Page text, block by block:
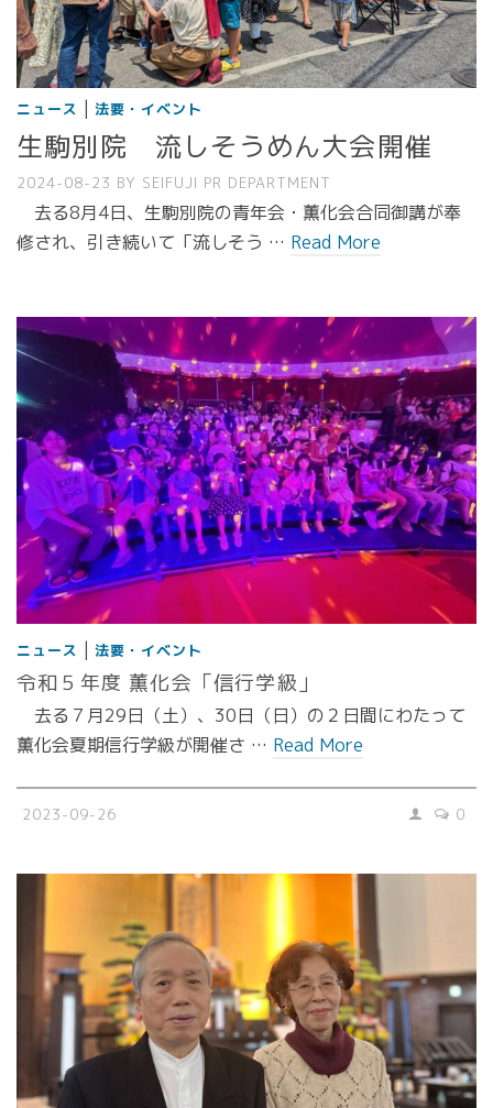
ニュース | 法要・イベント
生駒別院 流しそうめん大会開催
2024-08-23 BY SEIFUJI PR DEPARTMENT
去る8月4日、生駒別院の青年会・薫化会合同御講が奉
修され、引き続いて「流しそう … Read More
ニュース | 法要・イベント
令和５年度 薫化会「信行学級」
去る７月29日（土）、30日（日）の２日間にわたって
薫化会夏期信行学級が開催さ … Read More
2023-09-26 0